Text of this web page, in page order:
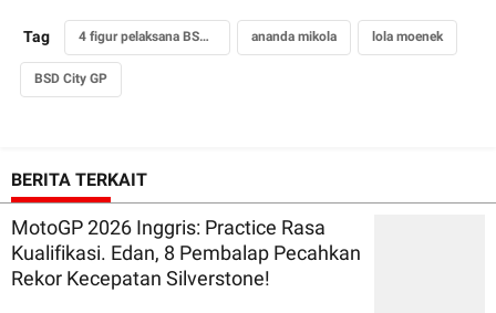
Tag 4 figur pelaksana BSD City GP ananda mikola lola moenek
BSD City GP
BERITA TERKAIT
MotoGP 2026 Inggris: Practice Rasa
Kualifikasi. Edan, 8 Pembalap Pecahkan
Rekor Kecepatan Silverstone!